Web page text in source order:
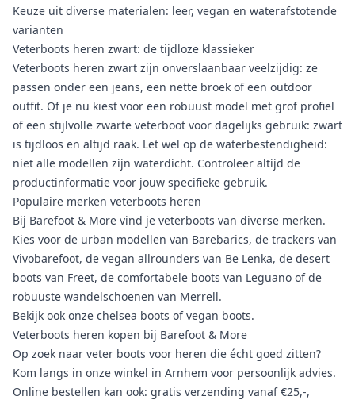
Keuze uit diverse materialen: leer, vegan en waterafstotende
varianten
Veterboots heren zwart: de tijdloze klassieker
Veterboots heren zwart zijn onverslaanbaar veelzijdig: ze
passen onder een jeans, een nette broek of een outdoor
outfit. Of je nu kiest voor een robuust model met grof profiel
of een stijlvolle zwarte veterboot voor dagelijks gebruik: zwart
is tijdloos en altijd raak. Let wel op de waterbestendigheid:
niet alle modellen zijn waterdicht. Controleer altijd de
productinformatie voor jouw specifieke gebruik.
Populaire merken veterboots heren
Bij Barefoot & More vind je veterboots van diverse merken.
Kies voor de urban modellen van Barebarics, de trackers van
Vivobarefoot, de vegan allrounders van Be Lenka, de desert
boots van Freet, de comfortabele boots van Leguano of de
robuuste wandelschoenen van Merrell.
Bekijk ook onze chelsea boots ofvegan boots.
Veterboots heren kopen bij Barefoot & More
Op zoek naar veter boots voor heren die écht goed zitten?
Kom langs in onze winkel in Arnhem voor persoonlijk advies.
Online bestellen kan ook: gratis verzending vanaf €25,-,